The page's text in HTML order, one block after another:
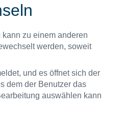
zu einem anderen
werden, soweit
und es öffnet sich der
dem der Benutzer das
auswählen kann